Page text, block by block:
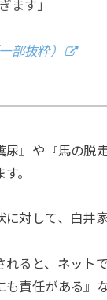
ます」
部抜粋）
』や『馬の脱
。
対して、白井
ると、ネット
責任がある』